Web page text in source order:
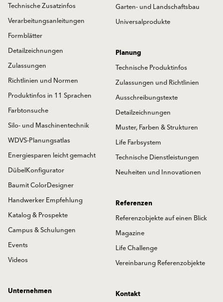
Garten- und Landschaftsbau
Universalprodukte
Technische Zusatzinfos
Verarbeitungsanleitungen
Formblätter
Detailzeichnungen
Zulassungen
Richtlinien und Normen
Produktinfos in 11 Sprachen
Farbtonsuche
Silo- und Maschinentechnik
WDVS-Planungsatlas
Energiesparen leicht gemacht
DübelKonfigurator
Baumit ColorDesigner
Handwerker Empfehlung
Katalog & Prospekte
Campus & Schulungen
Events
Videos
Planung
Technische Produktinfos
Zulassungen und Richtlinien
Ausschreibungstexte
Detailzeichnungen
Muster, Farben & Strukturen
Life Farbsystem
Technische Dienstleistungen
Neuheiten und Innovationen
Referenzen
Referenzobjekte auf einen Blick
Magazine
Life Challenge
Vereinbarung Referenzobjekte
Unternehmen
Kontakt